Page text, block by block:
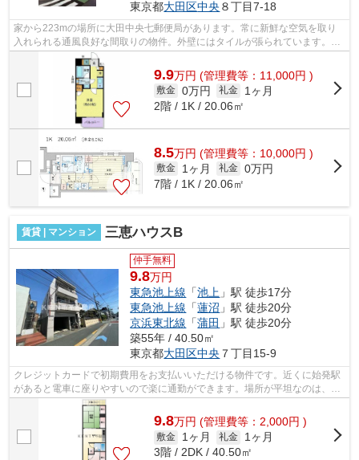
東京都大田区中央 ８丁目7-18
家から223mの場所に大田中央七郵便局があります。常に新鮮な空気を取り
入れられる通風良好な間取りの物件。外壁にはタイルが張られています。こ
ちらの物件はマンションです。こちらは...
9.9万円 (管理費等：11,000円 )
敷金 0万円 礼金
1ヶ月
2階 / 1K / 20.06㎡
8.5万円 (管理費等：10,000円 )
敷金 1ヶ月 礼金 0万円
7階 / 1K / 20.06㎡
賃貸 | マンション 三恵ハウスB
仲手無料
9.8万円
東急池上線 「池上 」駅 徒歩17分
東急池上線 「蓮沼 」駅 徒歩20分
京浜東北線 「蒲田 」駅 徒歩20分
築55年 / 40.50㎡
東京都大田区中央 ７丁目15-9
クレジットカードで初期費用をお支払いいただける物件です。近くに始発駅
があると電車に座りやすいので楽に通勤ができます。場所が平坦なのは、ラ
ンニングをする上で抑えたいポイント...
9.8万円 (管理費等：2,000円 )
敷金 1ヶ月 礼金
1ヶ月
3階 / 2DK / 40.50㎡